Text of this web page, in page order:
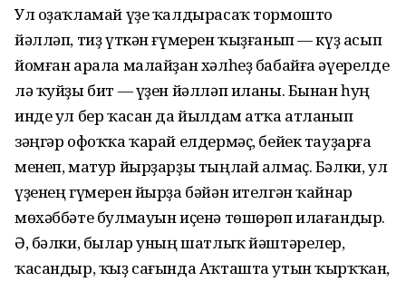
Ул оҙаҡламай үҙе ҡалдырасаҡ тормошто
йәлләп, тиҙ үткән ғүмерен ҡыҙғанып — күҙ асып
йомған арала малайҙан хәлһеҙ бабайға әүерелде
лә ҡуйҙы бит — үҙен йәлләп иланы. Бынан һуң
инде ул бер ҡасан да йылдам атҡа атланып
зәңгәр офоҡҡа ҡарай елдермәҫ, бейек тауҙарға
менеп, матур йырҙарҙы тыңлай алмаҫ. Бәлки, ул
үҙенең гүмерен йырҙа бәйән ителгән ҡайнар
мөхәббәте булмауын иҫенә төшөрөп илағандыр.
Ә, бәлки, былар уның шатлыҡ йәштәрелер,
ҡасандыр, ҡыҙ сағында Аҡташта утын ҡырҡҡан,